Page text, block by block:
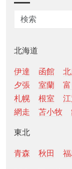
北海道
伊達 函館
夕張
室蘭
札幌
根室 江
網走
苫小牧
東北
青森 秋田